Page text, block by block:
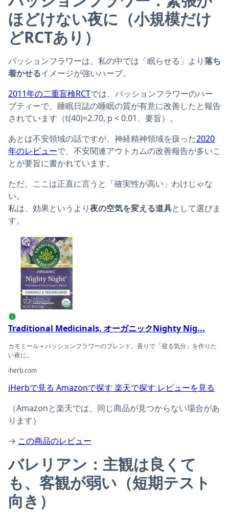
ほどけない夜に（小規模だけ
どRCTあり）
パッションフラワーは、私の中では「眠らせる」より落ち
着かせるイメージが強いハーブ。
2011年の二重盲検RCTでは、パッションフラワーのハー
ブティーで、睡眠日誌の睡眠の質が有意に改善したと報告
されています（t(40)=2.70, p < 0.01、要旨）。
あとは不安領域の話ですが、神経精神領域を扱った2020
年のレビューで、不安関連アウトカムの改善報告が多いこ
とが要旨に書かれています。
ただ、ここは正直に言うと「確実性が高い」わけじゃな
い。
私は、効果というより夜の空気を変える道具として選びま
す。
Traditional Medicinals, オーガニックNighty Night®（ナイ
i
Traditional Medicinals, オーガニックNighty Nig...
カモミール＋パッションフラワーのブレンド。香りで「寝る気分」を作りた
い夜に。
iherb.com
iHerbで見る Amazonで探す 楽天で探す レビューを見る
（Amazonと楽天では、同じ商品が見つからない場合があ
ります）
→ この商品のレビュー
バレリアン：主観は良くて
も、客観が弱い（短期テスト
向き）